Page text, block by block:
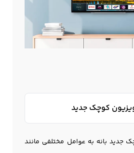
کوچک جدید
جدید بانه به عوامل مختلفی مانند